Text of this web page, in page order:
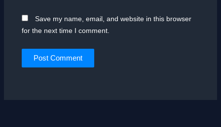
Save my name, email, and website in this browser
for the next time I comment.